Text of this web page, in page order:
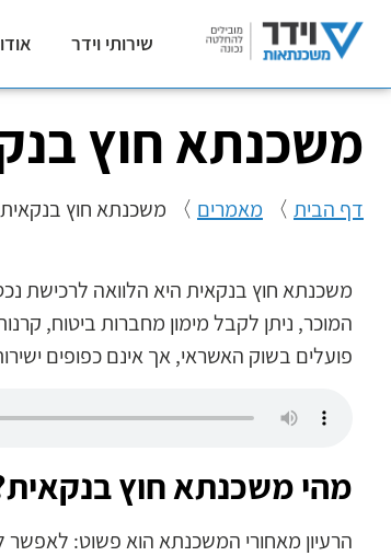
שירותי וידר
משכנתא חוץ
דף הבית 〉 מאמרים 〉 משכנתא חוץ בנקאית
משכנתא חוץ בנקאית היא הלוואה לרכישת
המוכר, ניתן לקבל מימון מחברות ביטוח,
פועלים בשוק האשראי, אך אינם כפופים
מהי משכנתא חוץ
הרעיון מאחורי המשכנתא הוא פשוט: